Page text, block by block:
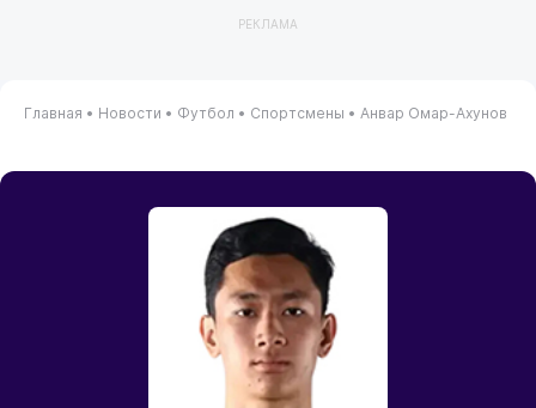
РЕКЛАМА
Главная • Новости • Футбол • Спортсмены • Анвар Омар-Ахунов